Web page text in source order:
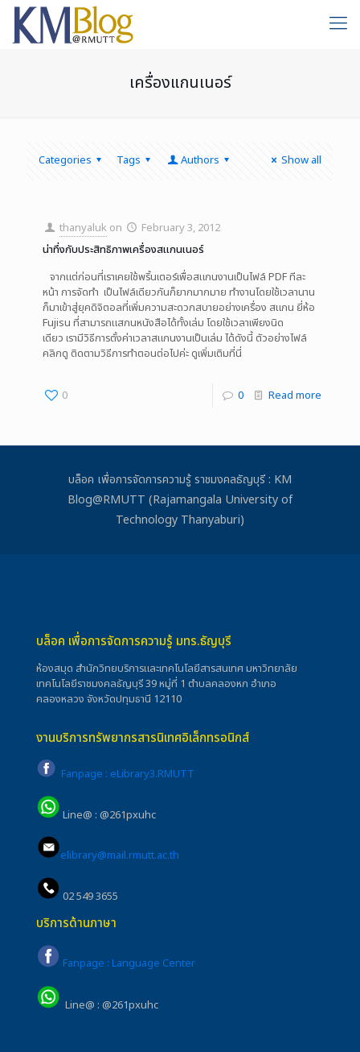
เครื่องแกนเนอร์
Categories Tags Authors Show all
thanyaluk on
February 3, 2012
น่าทึ่งกับประสิทธิภาพเครื่องสแกนเนอร์
จากแต่ก่อนที่เราเคยใช้พริ้นเตอร์เพื่อสแกนงานเป็นไฟล์ PDF ทีละ
หน้า การจัดทำ เป็นไฟล์เดียวกันก็ยากมากมาย ทำงานโดยใช้เวลานาน
ก็มาเข้าสู่ยุคดิจิตอลที่เพิ่มความสะดวกสบายอย่างเครื่อง สแกน ยี่ห้อ
Fujisu ที่สามารถแสกนหนังสือได้ทั้งเล่ม โดยใช้เวลาเพียงนิด
เดียว เรามีวิธีการตั้งค่าเวลาสแกนงานเป็นเล่ม ได้ดังนี้ ตัวอย่างไฟล์
คลิกดู ติดตามวิธีการทำตอนต่อไปค่ะ ดูเพิ่มเติมที่นี่
0 0 Read more
บล็อค เพื่อการจัดการความรู้ ราชมงคลธัญบุรี : KM
Blog@RMUTT (Rajamangala University of
Technology Thanyaburi)
บล็อค เพื่อการจัดการความรู้ มทร.ธัญบุรี
ห้องสมุด สำนักวิทยบริการและเทคโนโลยีสารสนเทศ มหาวิทยาลัย
เทคโนโลยีราชมงคลธัญบุรี 39 หมู่ที่ 1 ตำบลคลองหก อำเภอ
คลองหลวง จังหวัดปทุมธานี 12110
งานบริการทรัพยากรสารนิเทศอิเล็กทรอนิกส์
Fanpage : eLibrary3.RMUTT
Line@ : @261pxuhc
elibrary@mail.rmutt.ac.th
02 549 3655
บริการด้านภาษา
Fanpage : Language Center
Line@ : @261pxuhc